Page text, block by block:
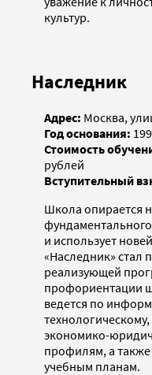
культур.
Наследник
Адрес: Москва,
Год основания:
Стоимость
рублей
Вступительный
Школа опирается
и использует
«Наследник» стал
реализующей
профориентации
ведется по
экономико-
профилям, а
учебным планам.